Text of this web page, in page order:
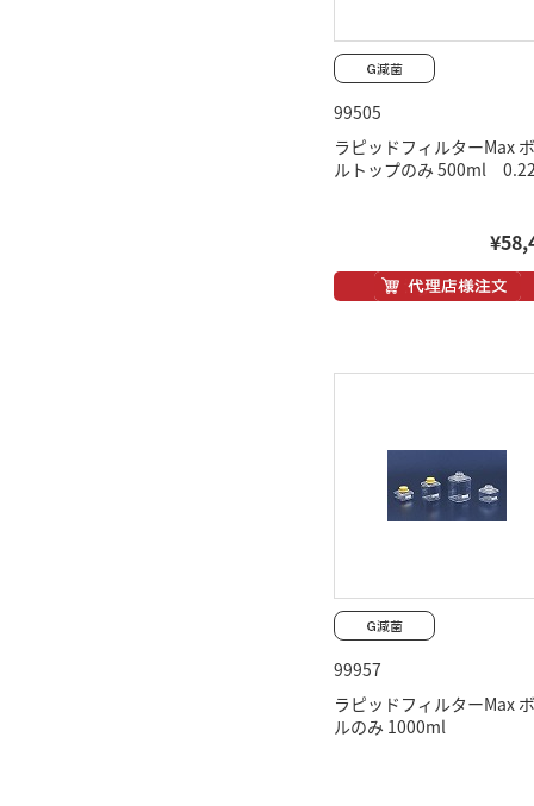
99505
ラピッドフィルターMax
ルトップのみ 500ml
99957
ラピッドフィルターMax
ルのみ 1000ml